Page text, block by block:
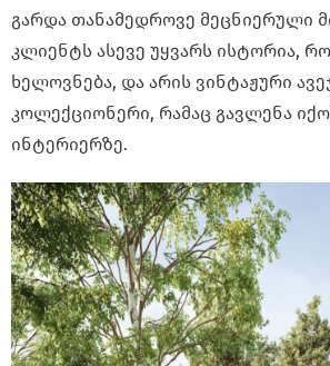
გარდა თანამედროვე მეცნიერული
კლიენტს ასევე უყვარს ისტორია,
ხელოვნება, და არის ვინტაჟური
კოლექციონერი, რამაც გავლენა
ინტერიერზე.